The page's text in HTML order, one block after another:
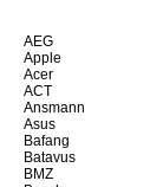
AEG
Apple
Acer
ACT
Ansmann
Asus
Bafang
Batavus
BMZ